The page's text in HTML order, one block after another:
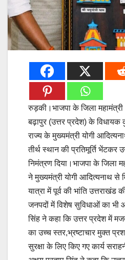
रुड़की।भाजपा के जिला महामंत्री
बढ़ापुर (उत्तर प्रदेश) के विधायक
राज्य के मुख्यमंत्री योगी
तीर्थ स्थान की प्रतिमूर्ति भेंटकर
निमंत्रण दिया।भाजपा के जिला
ने मुख्यमंत्री योगी आदित्यनाथ से
यात्रा में पूर्व की भांति
जनपदों में विशेष सुविधाओं का भी
सिंह ने कहा कि उत्तर प्रदेश में
का उच्च स्तर,भ्रष्टाचार मुक्त
सुरक्षा के लिए किए गए कार्य